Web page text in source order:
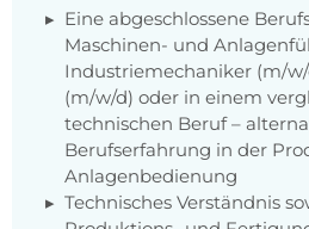
Eine abgeschlossene
Maschinen- und
Industriemechaniker (m/
(m/w/d) oder in einem
technischen Beruf –
Berufserfahrung in der
Anlagenbedienung
Technisches Verständnis